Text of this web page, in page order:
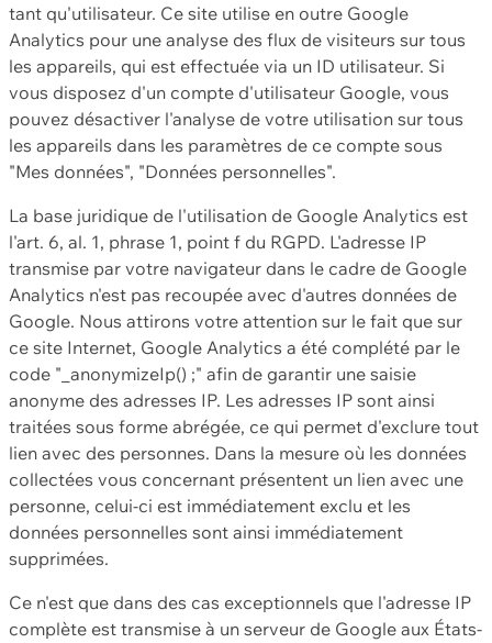
tant qu'utilisateur. Ce site utilise en outre Google
Analytics pour une analyse des flux de visiteurs sur tous
les appareils, qui est effectuée via un ID utilisateur. Si
vous disposez d'un compte d'utilisateur Google, vous
pouvez désactiver l'analyse de votre utilisation sur tous
les appareils dans les paramètres de ce compte sous
"Mes données", "Données personnelles".
La base juridique de l'utilisation de Google Analytics est
l'art. 6, al. 1, phrase 1, point f du RGPD. L'adresse IP
transmise par votre navigateur dans le cadre de Google
Analytics n'est pas recoupée avec d'autres données de
Google. Nous attirons votre attention sur le fait que sur
ce site Internet, Google Analytics a été complété par le
code "_anonymizeIp() ;" afin de garantir une saisie
anonyme des adresses IP. Les adresses IP sont ainsi
traitées sous forme abrégée, ce qui permet d'exclure tout
lien avec des personnes. Dans la mesure où les données
collectées vous concernant présentent un lien avec une
personne, celui-ci est immédiatement exclu et les
données personnelles sont ainsi immédiatement
supprimées.
Ce n'est que dans des cas exceptionnels que l'adresse IP
complète est transmise à un serveur de Google aux États-